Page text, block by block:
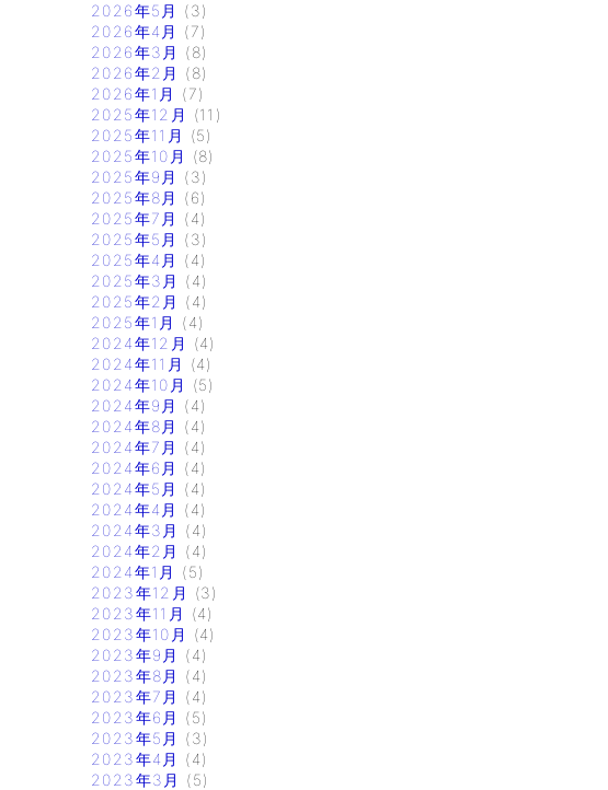
2026年5月
(3)
2026年4月
(7)
2026年3月
(8)
2026年2月
(8)
2026年1月
(7)
2025年12月
(11)
2025年11月
(5)
2025年10月
(8)
2025年9月
(3)
2025年8月
(6)
2025年7月
(4)
2025年5月
(3)
2025年4月
(4)
2025年3月
(4)
2025年2月
(4)
2025年1月
(4)
2024年12月
(4)
2024年11月
(4)
2024年10月
(5)
2024年9月
(4)
2024年8月
(4)
2024年7月
(4)
2024年6月
(4)
2024年5月
(4)
2024年4月
(4)
2024年3月
(4)
2024年2月
(4)
2024年1月
(5)
2023年12月
(3)
2023年11月
(4)
2023年10月
(4)
2023年9月
(4)
2023年8月
(4)
2023年7月
(4)
2023年6月
(5)
2023年5月
(3)
2023年4月
(4)
2023年3月
(5)